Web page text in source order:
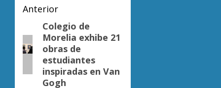
Navegación
de
entradas
Anterior
Entrada
anterior:
Colegio de
Morelia exhibe 21
obras de
estudiantes
inspiradas en Van
Gogh